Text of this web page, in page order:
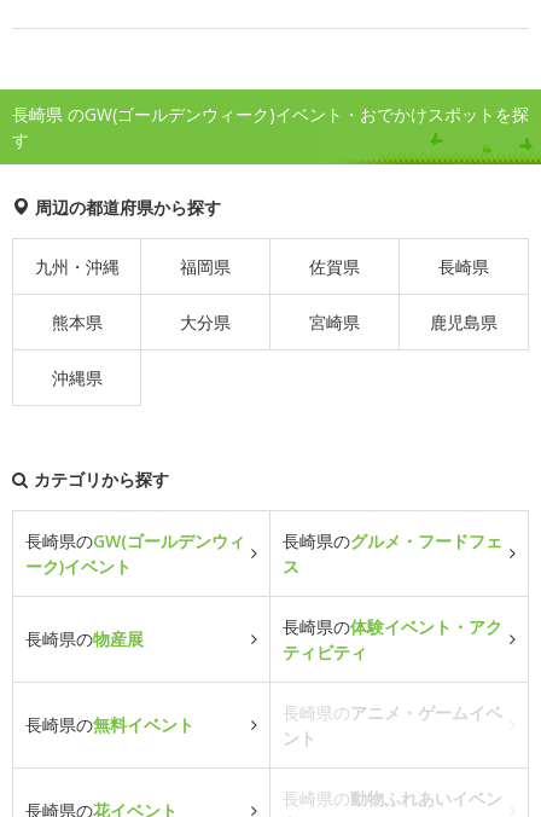
長崎県 のGW(ゴールデンウィーク)イベント・おでかけスポットを探
す
周辺の都道府県から探す
九州・沖縄 福岡県 佐賀県 長崎県
熊本県 大分県 宮崎県 鹿児島県
沖縄県
カテゴリから探す
長崎県のGW(ゴールデンウィ
ーク)イベント
長崎県のグルメ・フードフェ
ス
長崎県の物産展
長崎県の体験イベント・アク
ティビティ
長崎県の無料イベント
長崎県のアニメ・ゲームイベ
ント
長崎県の花イベント
長崎県の動物ふれあいイベン